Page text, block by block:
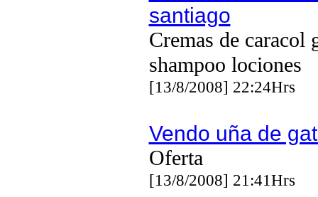
santiago
Cremas de caracol
shampoo lociones
[13/8/2008] 22:24Hrs
Vendo uña de
Oferta
[13/8/2008] 21:41Hrs